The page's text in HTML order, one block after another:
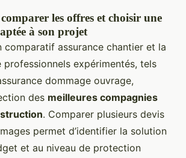
les offres et choisir une
à son projet
comparatif assurance chantier et la
expérimentés, tels
dommage ouvrage,
des meilleures compagnies
. Comparer plusieurs devis
permet d’identifier la solution
et au niveau de protection